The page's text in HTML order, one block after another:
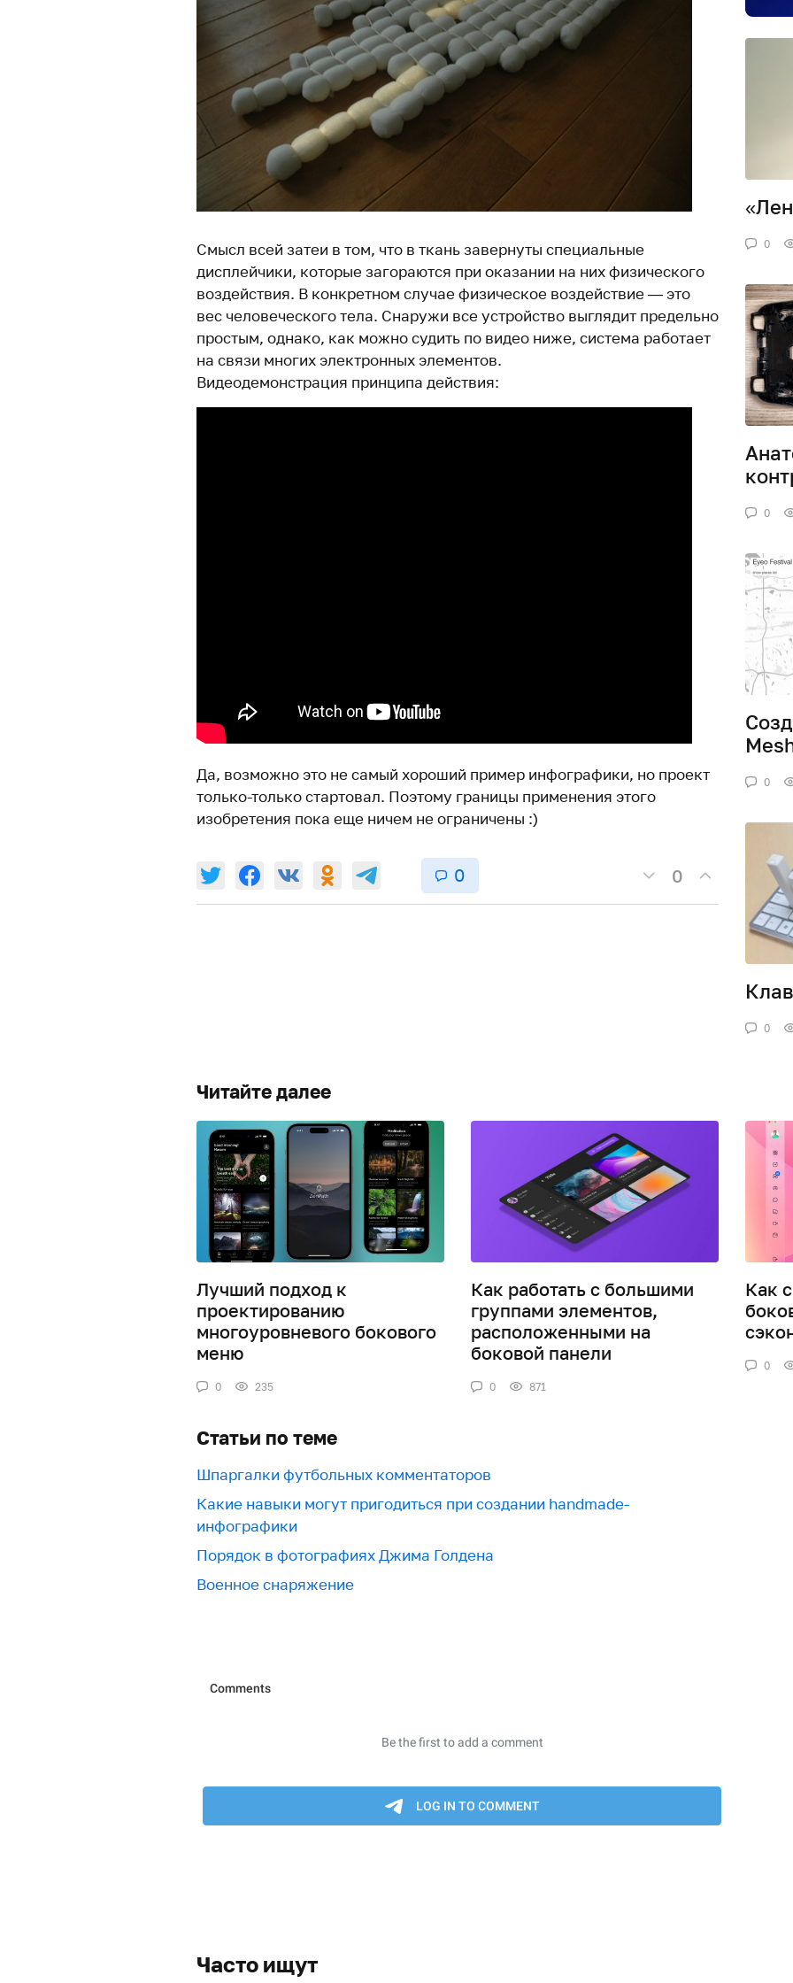
Смысл всей затеи в том, что в ткань завернуты специальные
дисплейчики, которые загораются при оказании на них физического
воздействия. В конкретном случае физическое воздействие — это
вес человеческого тела. Снаружи все устройство выглядит предельно
простым, однако, как можно судить по видео ниже, система работает
на связи многих электронных элементов.
Видеодемонстрация принципа действия:
Да, возможно это не самый хороший пример инфографики, но проект
только-только стартовал. Поэтому границы применения этого
изобретения пока еще ничем не ограничены :)
0 0
0
0
0
0
Читайте далее
Лучший подход к
проектированию
многоуровневого бокового
меню
0 235
Как работать с большими
группами элементов,
расположенными на
боковой панели
0 871
Как
0
Статьи по теме
Шпаргалки футбольных комментаторов
Какие навыки могут пригодиться при создании handmade-
инфографики
Порядок в фотографиях Джима Голдена
Военное снаряжение
Часто ищут